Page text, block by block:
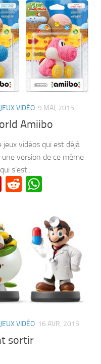
JEUX VIDÉO 9 MAI, 2015
Amiibo
vidéos qui est déjà
version de ce même
s’est...
Flipboard
Reddit
JEUX VIDÉO 16 AVR, 2015
sortir